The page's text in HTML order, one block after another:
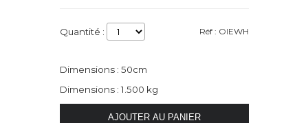
Quantité : Réf : OIEWH
Dimensions : 50cm
Dimensions : 1.500 kg